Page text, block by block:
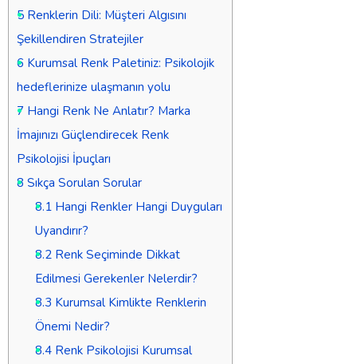
5 Renklerin Dili: Müşteri Algısını
Şekillendiren Stratejiler
6 Kurumsal Renk Paletiniz: Psikolojik
hedeflerinize ulaşmanın yolu
7 Hangi Renk Ne Anlatır? Marka
İmajınızı Güçlendirecek Renk
Psikolojisi İpuçları
8 Sıkça Sorulan Sorular
8.1Hangi Renkler Hangi Duyguları
Uyandırır?
8.2Renk Seçiminde Dikkat
Edilmesi Gerekenler Nelerdir?
8.3 Kurumsal Kimlikte Renklerin
Önemi Nedir?
8.4Renk Psikolojisi Kurumsal